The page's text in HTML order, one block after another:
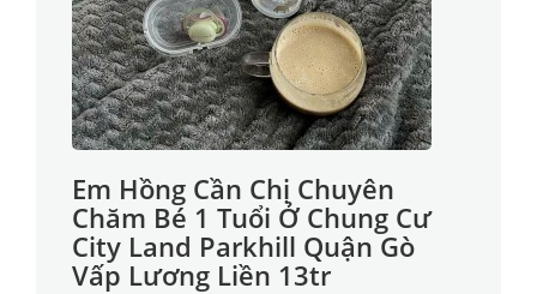
Em Hồng Cần Chị Chuyên
Chăm Bé 1 Tuổi Ở Chung Cư
City Land Parkhill Quận Gò
Vấp Lương Liền 13tr